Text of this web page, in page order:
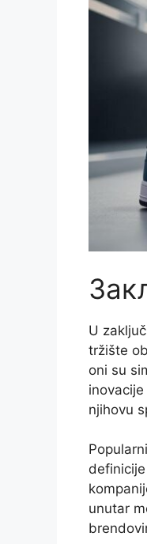
U
tržište
oni su
njihovu
unutar